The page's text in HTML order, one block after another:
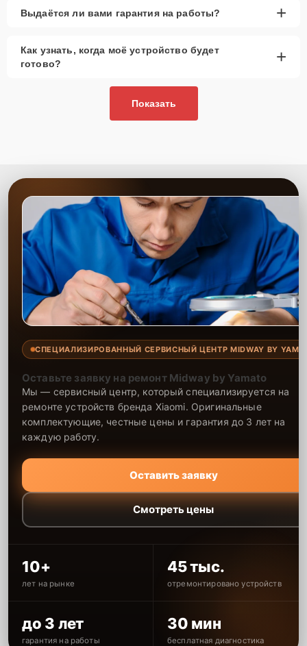
Выдаётся ли вами гарантия на работы? +
Как узнать, когда моё устройство будет
готово?
+
Показать
СПЕЦИАЛИЗИРОВАННЫЙ СЕРВИСНЫЙ ЦЕНТР MIDWAY BY
Оставьте заявку на ремонт Midway by Yamato
Мы — сервисный центр, который специализируется на
ремонте устройств бренда Xiaomi. Оригинальные
комплектующие, честные цены и гарантия до 3 лет на
каждую работу.
Оставить заявку
Смотреть цены
10+
лет на рынке
45 тыс.
отремонтировано устройств
до 3 лет
гарантия на работы
30 мин
бесплатная диагностика